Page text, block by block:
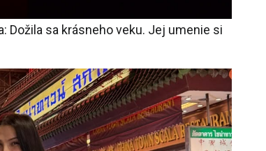
Dožila sa krásneho veku. Jej umenie si